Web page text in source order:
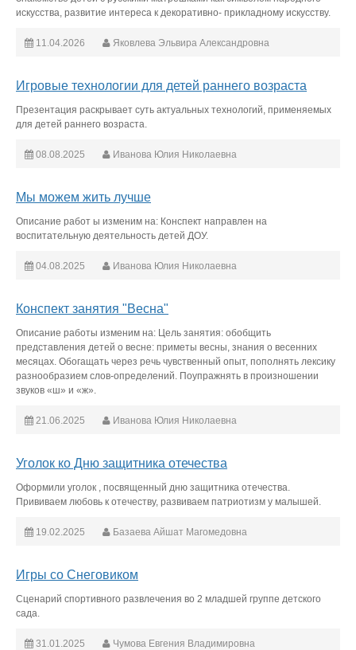
искусства, развитие интереса к декоративно- прикладному искусству.
11.04.2026 Яковлева Эльвира Александровна
Игровые технологии для детей раннего возраста
Презентация раскрывает суть актуальных технологий, применяемых
для детей раннего возраста.
08.08.2025 Иванова Юлия Николаевна
Мы можем жить лучше
Описание работ ы изменим на: Конспект направлен на
воспитательную деятельность детей ДОУ.
04.08.2025 Иванова Юлия Николаевна
Конспект занятия "Весна"
Описание работы изменим на: Цель занятия: обобщить
представления детей о весне: приметы весны, знания о весенних
месяцах. Обогащать через речь чувственный опыт, пополнять лексику
разнообразием слов-определений. Поупражнять в произношении
звуков «ш» и «ж».
21.06.2025 Иванова Юлия Николаевна
Уголок ко Дню защитника отечества
Оформили уголок , посвященный дню защитника отечества.
Прививаем любовь к отечеству, развиваем патриотизм у малышей.
19.02.2025 Базаева Айшат Магомедовна
Игры со Снеговиком
Сценарий спортивного развлечения во 2 младшей группе детского
сада.
31.01.2025 Чумова Евгения Владимировна